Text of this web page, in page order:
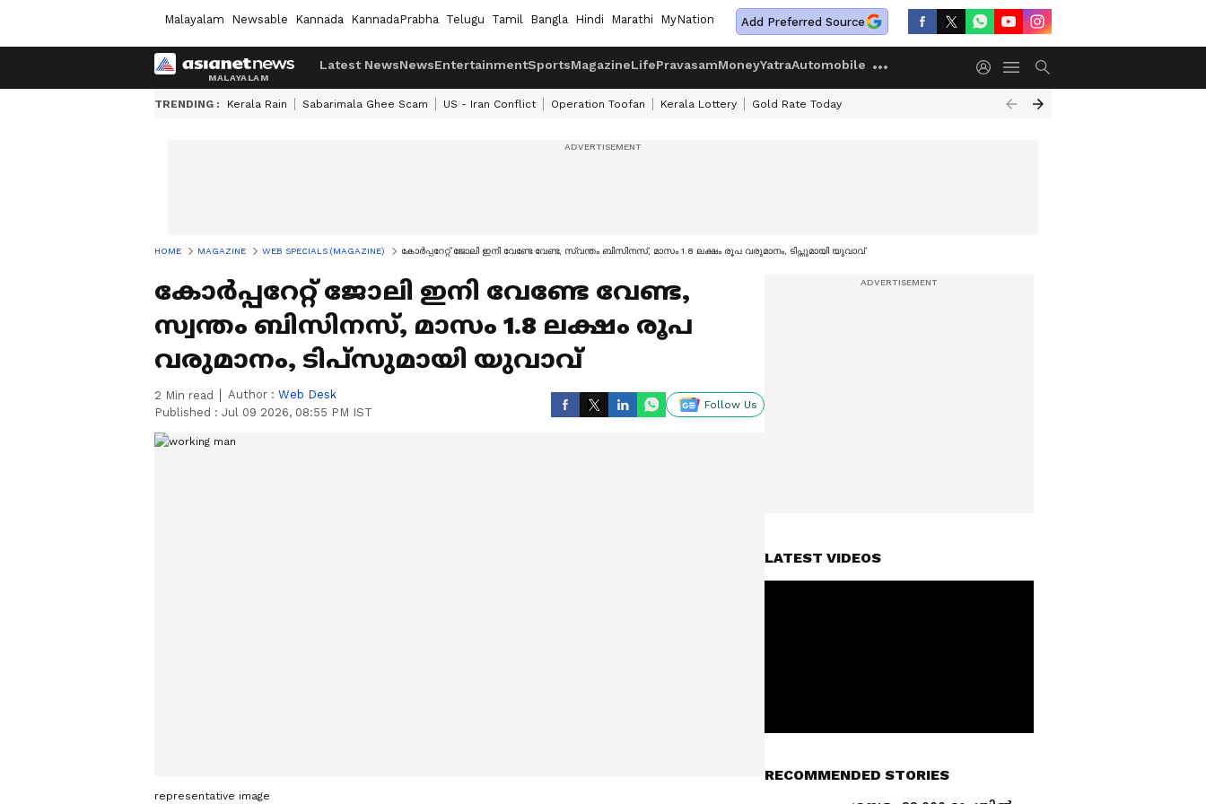
Malayalam Newsable Kannada KannadaPrabha Telugu Tamil Bangla Hindi Marathi MyNation Add Preferred Source
Latest NewsNewsEntertainmentSportsMagazineLifePravasamMoneyYatraAutomobile
TRENDING : Kerala Rain Sabarimala Ghee Scam US - Iran Conflict Operation Toofan Kerala Lottery Gold Rate Today
HOME MAGAZINE WEB SPECIALS (MAGAZINE) കോർപ്പറേറ്റ് ജോലി ഇനി വേണ്ടേ വേണ്ട, സ്വന്തം ബിസിനസ്, മാസം 1.8 ലക്ഷം രൂപ വരുമാനം, ടിപ്സുമായി യുവാവ്
കോർപ്പറേറ്റ് ജോലി ഇനി വേണ്ടേ വേണ്ട,
സ്വന്തം ബിസിനസ്, മാസം 1.8 ലക്ഷം രൂപ
വരുമാനം, ടിപ്സുമായി യുവാവ്
2 Min read Author : Web Desk
Published : Jul 09 2026, 08:55 PM IST
Follow Us
representative image
LATEST VIDEOS
RECOMMENDED STORIES